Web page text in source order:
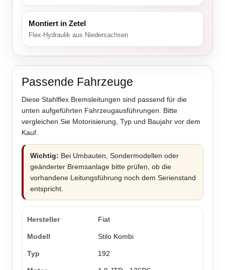
Montiert in Zetel
Flex-Hydraulik aus Niedersachsen
Passende Fahrzeuge
Diese Stahlflex Bremsleitungen sind passend für die
unten aufgeführten Fahrzeugausführungen. Bitte
vergleichen Sie Motorisierung, Typ und Baujahr vor dem
Kauf.
Wichtig: Bei Umbauten, Sondermodellen oder
geänderter Bremsanlage bitte prüfen, ob die
vorhandene Leitungsführung noch dem Serienstand
entspricht.
Fiat
Stilo Kombi
192